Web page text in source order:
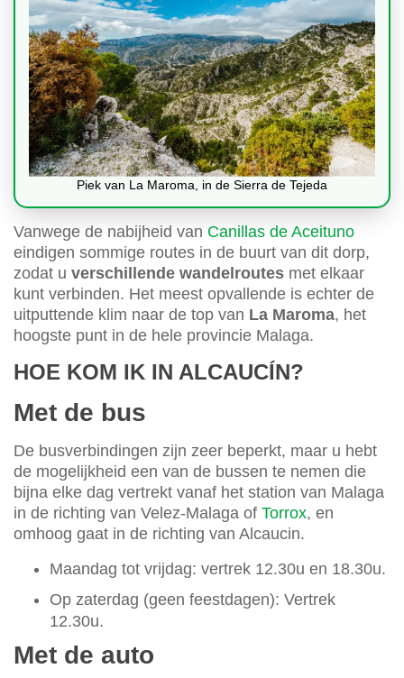
Piek van La Maroma, in de Sierra de Tejeda
Vanwege de nabijheid van Canillas de Aceituno
eindigen sommige routes in de buurt van dit dorp,
zodat u verschillende wandelroutes met elkaar
kunt verbinden. Het meest opvallende is echter de
uitputtende klim naar de top van La Maroma, het
hoogste punt in de hele provincie Malaga.
HOE KOM IK IN ALCAUCÍN?
Met de bus
De busverbindingen zijn zeer beperkt, maar u hebt
de mogelijkheid een van de bussen te nemen die
bijna elke dag vertrekt vanaf het station van Malaga
in de richting van Velez-Malaga of Torrox, en
omhoog gaat in de richting van Alcaucin.
Maandag tot vrijdag: vertrek 12.30u en 18.30u.
Op zaterdag (geen feestdagen): Vertrek
12.30u.
Met de auto